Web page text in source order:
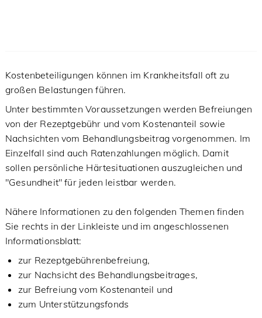
Kostenbeteiligungen können im Krankheitsfall oft zu
großen Belastungen führen.
Unter bestimmten Voraussetzungen werden Befreiungen
von der Rezeptgebühr und vom Kostenanteil sowie
Nachsichten vom Behandlungsbeitrag vorgenommen. Im
Einzelfall sind auch Ratenzahlungen möglich. Damit
sollen persönliche Härtesituationen auszugleichen und
"Gesundheit" für jeden leistbar werden.
Nähere Informationen zu den folgenden Themen finden
Sie rechts in der Linkleiste und im angeschlossenen
Informationsblatt:
zur Rezeptgebührenbefreiung,
zur Nachsicht des Behandlungsbeitrages,
zur Befreiung vom Kostenanteil und
zum Unterstützungsfonds